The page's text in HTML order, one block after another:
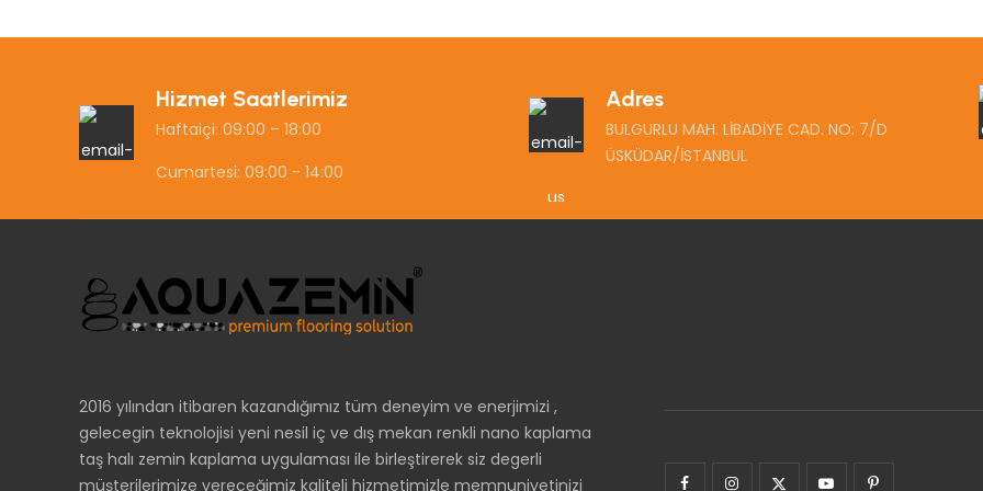
Hizmet Saatlerimiz
Haftaiçi: 09:00 – 18:00
Cumartesi: 09:00 - 14:00
Adres
BULGURLU MAH. LİBADİYE CAD. NO: 7/D
ÜSKÜDAR/İSTANBUL
2016 yılından itibaren kazandığımız tüm deneyim ve enerjimizi ,
gelecegin teknolojisi yeni nesil iç ve dış mekan renkli nano kaplama
taş halı zemin kaplama uygulaması ile birleştirerek siz degerli
müşterilerimize vereceğimiz kaliteli hizmetimizle memnuniyetinizi